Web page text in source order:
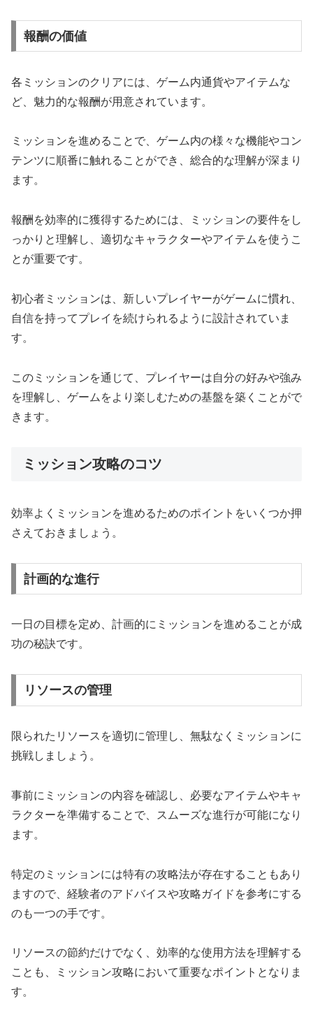
報酬の価値
各ミッションのクリアには、ゲーム内通貨やアイテムな
ど、魅力的な報酬が用意されています。
ミッションを進めることで、ゲーム内の様々な機能やコン
テンツに順番に触れることができ、総合的な理解が深まり
ます。
報酬を効率的に獲得するためには、ミッションの要件をし
っかりと理解し、適切なキャラクターやアイテムを使うこ
とが重要です。
初心者ミッションは、新しいプレイヤーがゲームに慣れ、
自信を持ってプレイを続けられるように設計されていま
す。
このミッションを通じて、プレイヤーは自分の好みや強み
を理解し、ゲームをより楽しむための基盤を築くことがで
きます。
ミッション攻略のコツ
効率よくミッションを進めるためのポイントをいくつか押
さえておきましょう。
計画的な進行
一日の目標を定め、計画的にミッションを進めることが成
功の秘訣です。
リソースの管理
限られたリソースを適切に管理し、無駄なくミッションに
挑戦しましょう。
事前にミッションの内容を確認し、必要なアイテムやキャ
ラクターを準備することで、スムーズな進行が可能になり
ます。
特定のミッションには特有の攻略法が存在することもあり
ますので、経験者のアドバイスや攻略ガイドを参考にする
のも一つの手です。
リソースの節約だけでなく、効率的な使用方法を理解する
ことも、ミッション攻略において重要なポイントとなりま
す。